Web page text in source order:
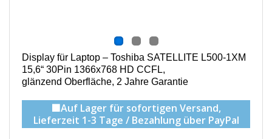
Display für Laptop – Toshiba SATELLITE L500-1XM
15,6“ 30Pin 1366x768 HD CCFL,
g länzend Oberfläche, 2 Jahre Garantie
🟩Auf Lager für sofortigen Versand,
Lieferzeit 1-3 Tage / Bezahlung über PayPal